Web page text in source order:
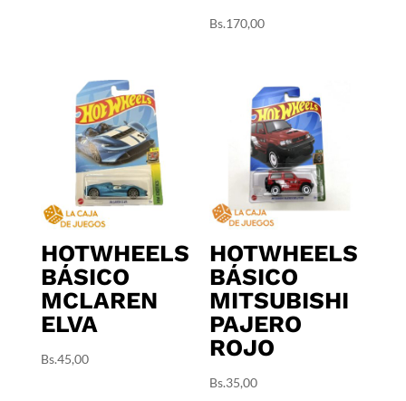
Bs.170,00
HOTWHEELS
BÁSICO
MCLAREN
ELVA
Bs.45,00
HOTWHEELS
BÁSICO
MITSUBISHI
PAJERO
ROJO
Bs.35,00